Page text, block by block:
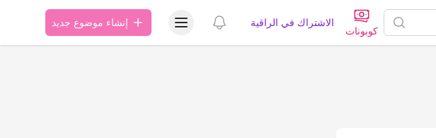
كوبونات
الاشتراك في الراقية عرض الإشعاراتعرض قائمة المستخدمإنشاء موضوع جديد